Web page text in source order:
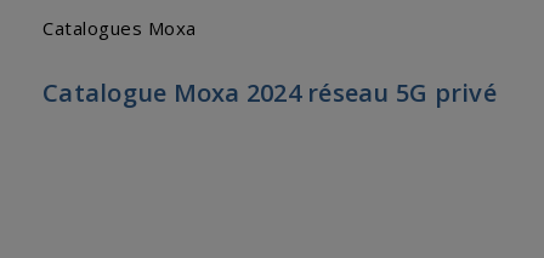
Catalogues Moxa
Catalogue Moxa 2024 réseau 5G privé